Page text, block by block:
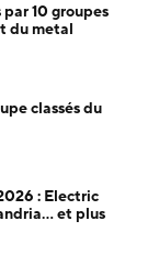
10 groupes
du metal
classés du
: Electric
et plus